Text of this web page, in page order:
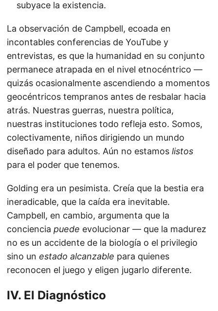
subyace la existencia.
La observación de Campbell, ecoada en
incontables conferencias de YouTube y
entrevistas, es que la humanidad en su conjunto
permanece atrapada en el nivel etnocéntrico —
quizás ocasionalmente ascendiendo a momentos
geocéntricos tempranos antes de resbalar hacia
atrás. Nuestras guerras, nuestra política,
nuestras instituciones todo refleja esto. Somos,
colectivamente, niños dirigiendo un mundo
diseñado para adultos. Aún no estamos listos
para el poder que tenemos.
Golding era un pesimista. Creía que la bestia era
ineradicable, que la caída era inevitable.
Campbell, en cambio, argumenta que la
conciencia puede evolucionar — que la madurez
no es un accidente de la biología o el privilegio
sino un estado alcanzable para quienes
reconocen el juego y eligen jugarlo diferente.
IV. El Diagnóstico